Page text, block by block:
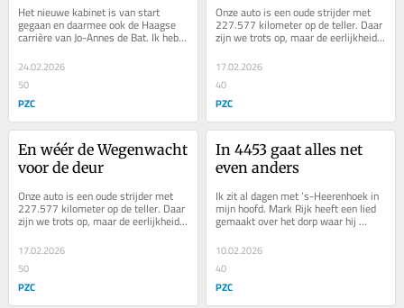
Het nieuwe kabinet is van start
gegaan en daarmee ook de Haagse
carrière van Jo-Annes de Bat. Ik heb
van dichtbij...
24.02.2026
50
PZC
Onze auto is een oude strijder met
227.577 kilometer op de teller. Daar
zijn we trots op, maar de eerlijkheid
gebiedt te zeggen dat de lol er wel
een...
17.02.2026
40
PZC
En wéér de Wegenwacht
voor de deur
Onze auto is een oude strijder met
227.577 kilometer op de teller. Daar
zijn we trots op, maar de eerlijkheid
gebiedt te zeggen dat de lol er wel
een...
17.02.2026
50
PZC
In 4453 gaat alles net
even anders
Ik zit al dagen met ’s-Heerenhoek in
mijn hoofd. Mark Rijk heeft een lied
gemaakt over het dorp waar hij
woont en dat is zo aanstekelijk dat
het dit...
10.02.2026
40
PZC